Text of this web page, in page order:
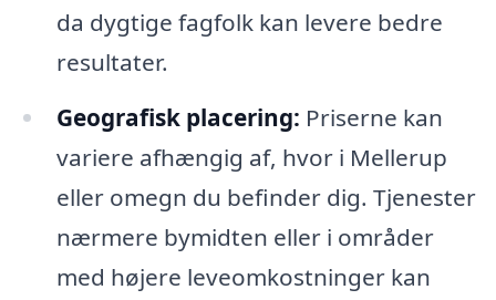
da dygtige fagfolk kan levere bedre
resultater.
Geografisk placering: Priserne kan
variere afhængig af, hvor i Mellerup
eller omegn du befinder dig. Tjenester
nærmere bymidten eller i områder
med højere leveomkostninger kan